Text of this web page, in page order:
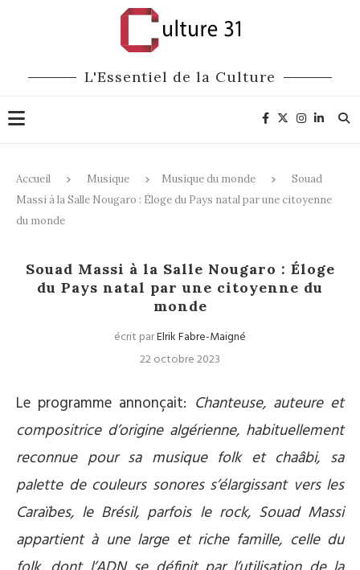
L'Essentiel de la Culture
Accueil Musique Musique du monde
Souad
Massi à la Salle Nougaro : Éloge du Pays natal par une citoyenne
du monde
Souad Massi à la Salle Nougaro : Éloge
du Pays natal par une citoyenne du
monde
écrit parElrik Fabre-Maigné
22 octobre 2023
Le programme annonçait: Chanteuse, auteure et
compositrice d’origine algérienne, habituellement
reconnue pour sa musique folk et chaâbi, sa
palette de couleurs sonores s’élargissant vers les
Caraïbes, le Brésil, parfois le rock, Souad Massi
appartient à une large et riche famille, celle du